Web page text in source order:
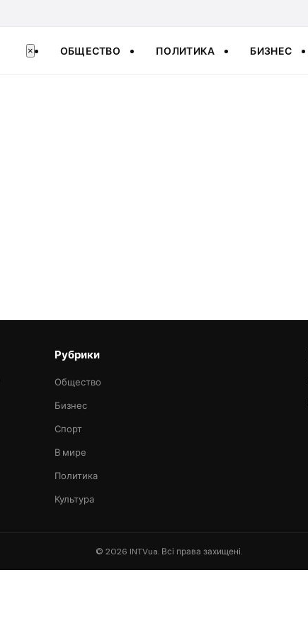
× ОБЩЕСТВО ПОЛИТИКА БИЗНЕС
Рубрики
Общество
Бизнес
Спорт
В мире
Политика
Культура
© 2026 INTVua. Всі права захищені.